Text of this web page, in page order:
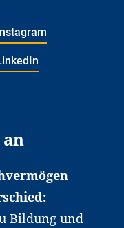
an
Bildung und